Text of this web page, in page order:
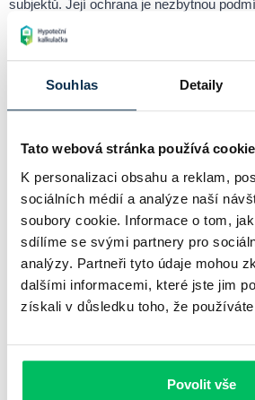
Souhlas Detaily
Tato webová stránka používá
K personalizaci obsahu a reklam,
sociálních médií a analýze naší
soubory cookie. Informace o tom,
sdílíme se svými partnery pro
analýzy. Partneři tyto údaje mohou
dalšími informacemi, které jste jim
získali v důsledku toho, že
Povolit vše
subjektů. Její ochrana je nezbytnou
ekonomiky a důvěru občanů i investorů
Související pojmy
Rodinný rozpočet
Plánování rodinných financí je základním
finanční stability každé domácnosti.
Investiční strategie
Investiční strategie je plánovaný přístup k